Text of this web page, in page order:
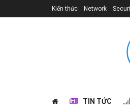
Kiến thức Network
TIN TỨC